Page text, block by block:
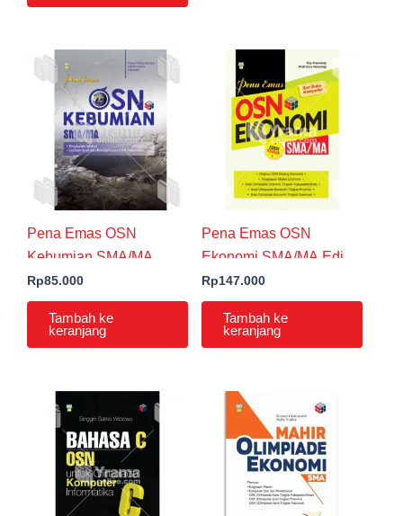
Pena Emas OSN
Kebumian SMA/MA
Rp85.000
Tambah ke
keranjang
Pena Emas OSN
Ekonomi SMA/MA Edisi
Kedua Seri Buku
Kompetisi
Rp147.000
Tambah ke
keranjang